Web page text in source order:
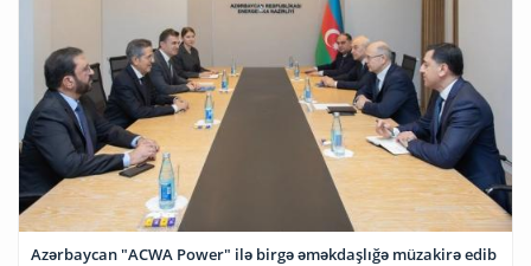
Azərbaycan "ACWA Power" ilə birgə əməkdaşlığə müzakirə edib